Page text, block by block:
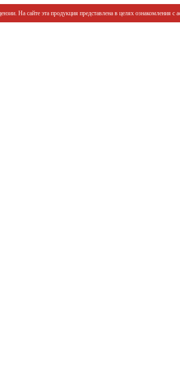
На сайте эта продукция представлена в целях ознакомления с